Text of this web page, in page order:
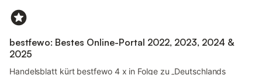
bestfewo: Bestes Online-Portal 2022, 2023, 2024 &
2025
Handelsblatt kürt bestfewo 4 x in Folge zu „Deutschlands